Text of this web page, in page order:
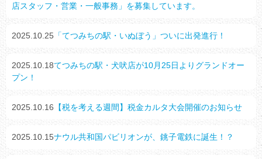
店スタッフ・営業・一般事務」を募集しています。
2025.10.25 「てつみちの駅・いぬぼう」ついに出発進行！
2025.10.18てつみちの駅・犬吠店が10月25日よりグランドオー
プン！
2025.10.16 【税を考える週間】税金カルタ大会開催のお知らせ
2025.10.15ナウル共和国パビリオンが、銚子電鉄に誕生！？